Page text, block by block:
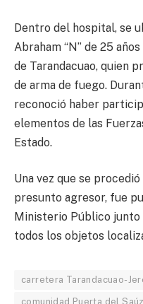
Dentro del hospital, se
Abraham “N” de 25
de Tarandacuao, quien
de arma de fuego.
reconoció haber
elementos de las
Estado.
Una vez que se
presunto agresor, fue
Ministerio Público junto
todos los objetos
carretera Tarandacuao-
comunidad Puerta del Saúz